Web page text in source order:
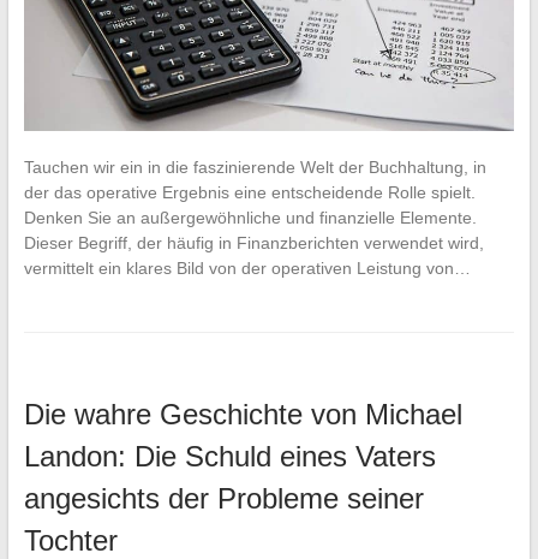
Tauchen wir ein in die faszinierende Welt der Buchhaltung, in
der das operative Ergebnis eine entscheidende Rolle spielt.
Denken Sie an außergewöhnliche und finanzielle Elemente.
Dieser Begriff, der häufig in Finanzberichten verwendet wird,
vermittelt ein klares Bild von der operativen Leistung von…
Die wahre Geschichte von Michael
Landon: Die Schuld eines Vaters
angesichts der Probleme seiner
Tochter